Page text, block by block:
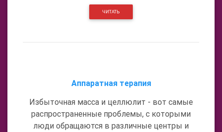
ЧИТАТЬ
Аппаратная терапия
Избыточная масса и целлюлит - вот самые
распространенные проблемы, с которыми
люди обращаются в различные центры и